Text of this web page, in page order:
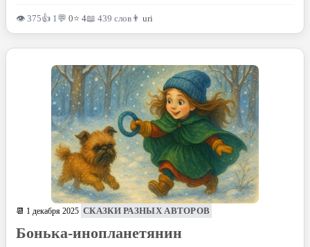
👁 375👍 1💬 0⭐ 4📖 439 слов 👨 uri
📆 1 декабря 2025 СКАЗКИ РАЗНЫХ АВТОРОВ
Бонька-инопланетянин